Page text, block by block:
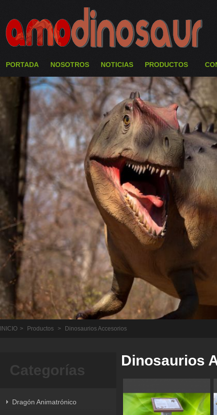
PORTADA NOSOTROS NOTICIAS PRODUCTOS
INICIO > Productos > Dinosaurios Accesorios
Categorías
Dragón Animatrónico
Dinosaurios